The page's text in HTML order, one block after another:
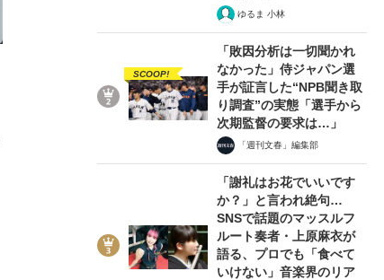
ゆるま 小林
SCOOP!
「敗因分析は一切聞かれ
なかった」侍ジャパン選
手が証言した“NPB聞き取
り調査”の実態「選手から
次期監督の要求は…」
「週刊文春」編集部
「謝礼はお花でいいです
か？」と言われ絶句…
SNSで話題のマッスルフ
ルート奏者・上原麻衣が
語る、プロでも「食べて
いけない」音楽界のリア